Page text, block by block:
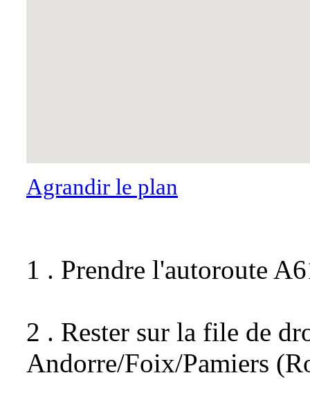
Agrandir le plan
1 . Prendre l'autoroute
2 . Rester sur la file de
Andorre/Foix/Pamiers